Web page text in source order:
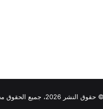
© حقوق النشر 2026، جميع الحقوق محفوظة |